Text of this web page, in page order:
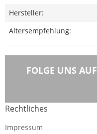
Hersteller:
Altersempfehlung:
FOLGE UNS AUF
Rechtliches
Impressum